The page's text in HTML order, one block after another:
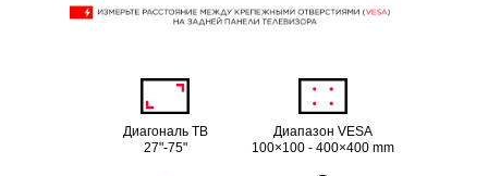
Диагональ ТВ
27"-75"
Диапазон VESA
100×100 - 400×400 mm